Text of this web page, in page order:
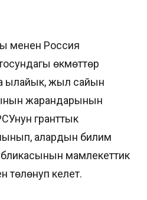
менен Россия
өкмөттөр
ылайык, жыл сайын
жарандарынын
гранттык
алардын билим
мамлекеттик
төлөнуп келет.